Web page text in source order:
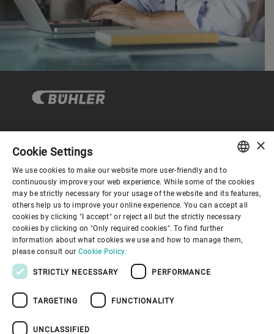
企业与合规
关于布勒
联系我们
布勒（无锡）商业有限公司
ENGLISH
SPANISH
GERMAN
FRENCH
×
Cookie Settings
We use cookies to make our website more user-friendly and to
continuously improve your web experience. While some of the cookies
may be strictly necessary for your usage of the website and its features,
others help us to improve your online experience. You can accept all
cookies by clicking "I accept" or reject all but the strictly necessary
cookies by clicking on "Only required cookies". To find further
information about what cookies we use and how to manage them,
please consult our Cookie Policy.
STRICTLY NECESSARY PERFORMANCE
TARGETING FUNCTIONALITY
UNCLASSIFIED